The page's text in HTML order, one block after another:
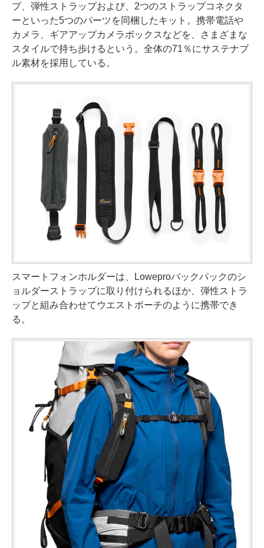
プ、弾性ストラップおよび、2つのストラップコネクタ
ーといった5つのパーツを同梱したキット。携帯電話や
カメラ、ギアアップカメラボックスなどを、さまざまな
スタイルで持ち歩けるという。全体の71％にサステナブ
ル素材を採用している。
スマートフォンホルダーは、Loweproバックパックのシ
ョルダーストラップに取り付けられるほか、弾性ストラ
ップと組み合わせてウエストポーチのように携帯でき
る。